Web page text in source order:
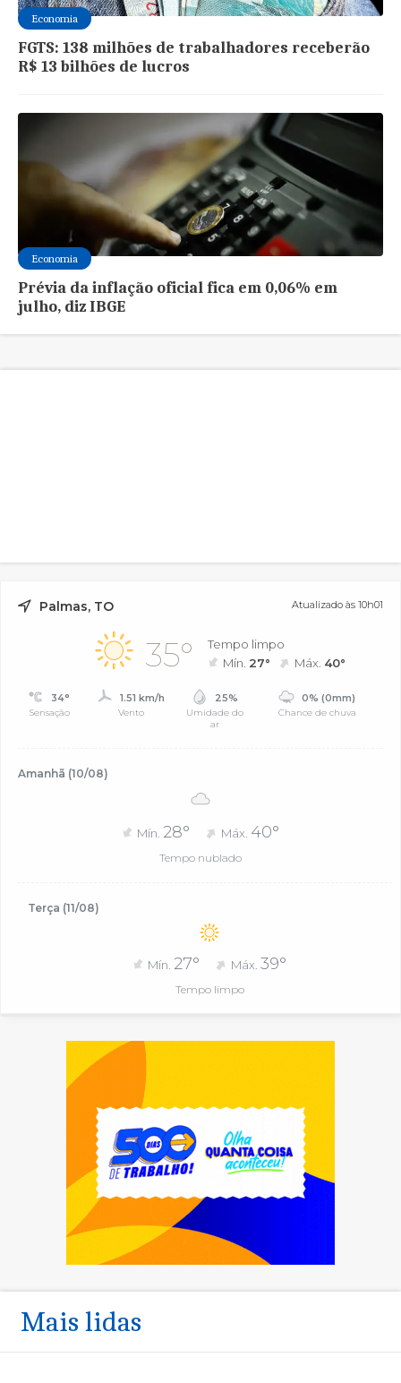
Economia
FGTS: 138 milhões de trabalhadores receberão
R$ 13 bilhões de lucros
Economia
Prévia da inflação oficial fica em 0,06% em
julho, diz IBGE
Palmas, TO Atualizado às 10h01
35°
Tempo limpo
Mín. 27° Máx. 40°
34°
Sensação
1.51 km/h
Vento
25%
Umidade do
ar
0% (0mm)
Chance de chuva
Amanhã (10/08)
Mín. 28° Máx. 40°
Tempo nublado
Terça (11/08)
Mín. 27° Máx.39°
Tempo limpo
Mais lidas